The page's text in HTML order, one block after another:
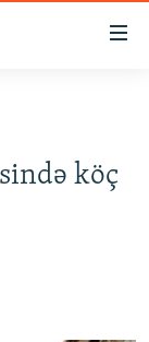
köç